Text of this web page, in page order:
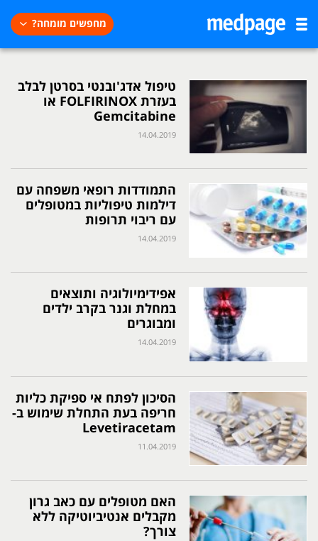
מחפשים מומחה?
טיפול אדג'ובנטי בסרטן לבלב
בעזרת FOLFIRINOX או
Gemcitabine
14.04.2019
התמודדות רופאי משפחה עם
דילמות טיפוליות במטופלים
עם ריבוי תרופות
14.04.2019
אפידימיולוגיה ותוצאים
במחלת וגנר בקרב ילדים
ומבוגרים
14.04.2019
הסיכון לפתח אי ספיקת כליות
חריפה בעת התחלת שימוש ב-
Levetiracetam
11.04.2019
האם מטופלים עם כאב גרון
מקבלים אנטיביוטיקה ללא
צורך?